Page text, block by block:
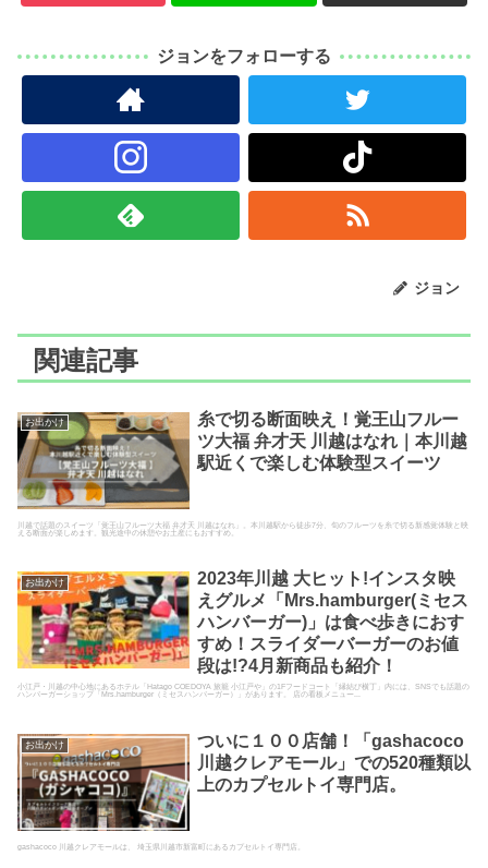
ジョンをフォローする
ジョン
関連記事
お出かけ
糸で切る断面映え！覚王山フルー
ツ大福 弁才天 川越はなれ｜本川越
駅近くで楽しむ体験型スイーツ
川越で話題のスイーツ「覚王山フルーツ大福 弁才天 川越はなれ」。本川越駅から徒歩7分、旬のフルーツを糸で切る新感覚体験と映
える断面が楽しめます。観光途中の休憩やお土産にもおすすめ。
お出かけ
2023年川越 大ヒット!インスタ映
えグルメ「Mrs.hamburger(ミセス
ハンバーガー)」は食べ歩きにおす
すめ！スライダーバーガーのお値
段は!?4月新商品も紹介！
小江戸・川越の中心地にあるホテル「Hatago COEDOYA 旅籠 小江戸や」の1Fフードコート「縁結び横丁」内には、SNSでも話題の
ハンバーガーショップ「Mrs.hamburger（ミセスハンバーガー）」があります。 店の看板メニュー...
お出かけ
ついに１００店舗！「gashacoco
川越クレアモール」での520種類以
上のカプセルトイ専門店。
gashacoco 川越クレアモールは、 埼玉県川越市新富町にあるカプセルトイ専門店。